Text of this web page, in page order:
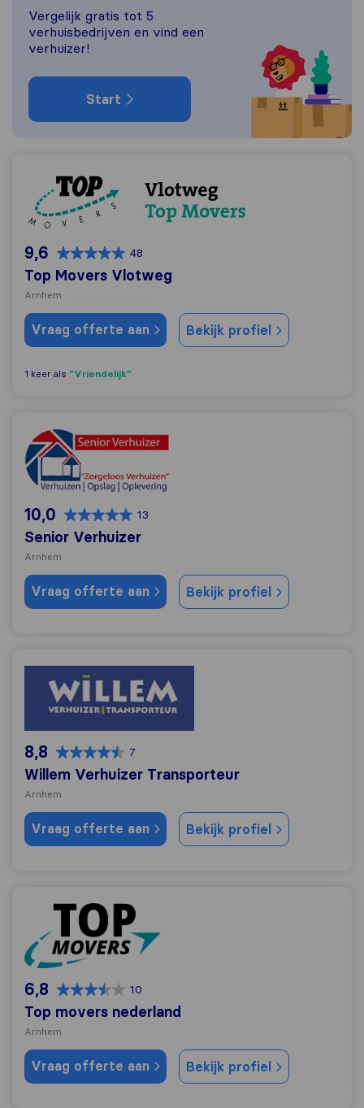
Vergelijk gratis tot 5
verhuisbedrijven en vind een
verhuizer!
Start
Top Movers Vlotweg
9,6 48
Top Movers Vlotweg
Arnhem
Vraag offerte aan Bekijk profiel
1 keer als "Vriendelijk"
Senior Verhuizer
10,0 13
Senior Verhuizer
Arnhem
Vraag offerte aan Bekijk profiel
Willem Verhuizer Transporteur
8,8 7
Willem Verhuizer Transporteur
Arnhem
Vraag offerte aan Bekijk profiel
Top movers nederland
6,8 10
Top movers nederland
Arnhem
Vraag offerte aan Bekijk profiel